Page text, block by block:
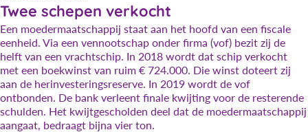
Twee schepen verkocht
Een moedermaatschappij staat aan het hoofd van een fiscale
eenheid. Via een vennootschap onder firma (vof) bezit zij de
helft van een vrachtschip. In 2018 wordt dat schip verkocht
met een boekwinst van ruim € 724.000. Die winst doteert zij
aan de herinvesteringsreserve. In 2019 wordt de vof
ontbonden. De bank verleent finale kwijting voor de resterende
schulden. Het kwijtgescholden deel dat de moedermaatschappij
aangaat, bedraagt bijna vier ton.